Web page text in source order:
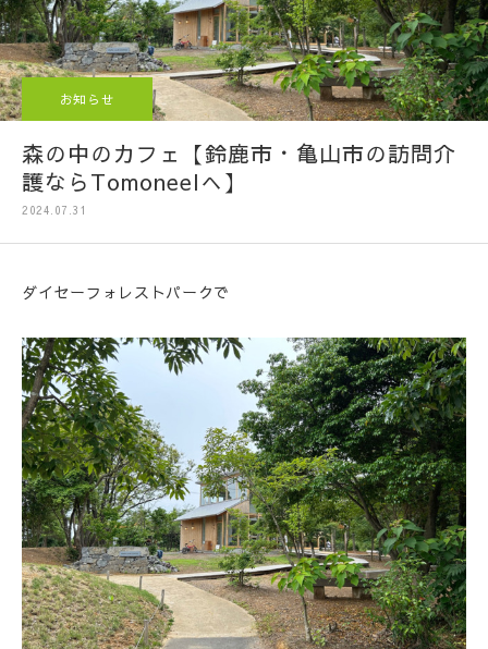
お知らせ
森の中のカフェ【鈴鹿市・亀山市の訪問介
護ならTomoneelへ】
2024.07.31
ダイセーフォレストパークで